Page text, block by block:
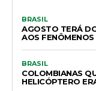
BRASIL
AGOSTO TERÁ
AOS FENÔMENOS
BRASIL
COLOMBIANAS
HELICÓPTERO